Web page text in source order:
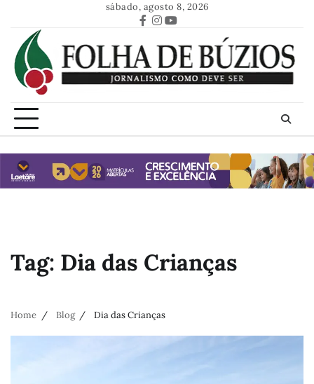
content
sábado, agosto 8, 2026
Facebook
Instagram
Youtube
Tag: Dia das Crianças
Home Blog Dia das Crianças